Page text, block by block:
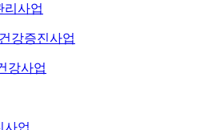
리사업
강증진사업
강사업
사업